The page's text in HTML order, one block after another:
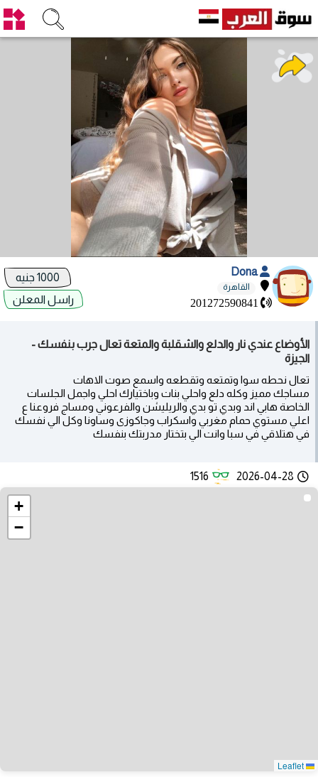
Dona
القاهرة
201272590841
راسل المعلن
الأوضاع عندي نار والدلع والشقلبة والمتعة تعال جرب بنفسك -
الجيزة
تعال نحطه سوا وتمتعه وتقطعه واسمع صوت الاهات
مساجك مميز وكله دلع واحلي بنات وباختيارك احلي واجمل الجلسات
الخاصة هابي اند وبدي تو بدي والريليشن والفرعوني ومساج فروعنا ع
اعلي مستوي حمام مغربي واسكراب وجاكوزى وساونا وكل الي نفسك
في هتلاقي في سبا وانت الي بتختار مدربتك بنفسك
2026-04-28
1516
+
−